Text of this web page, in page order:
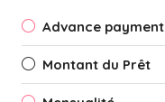
Advance payment
Montant du Prêt